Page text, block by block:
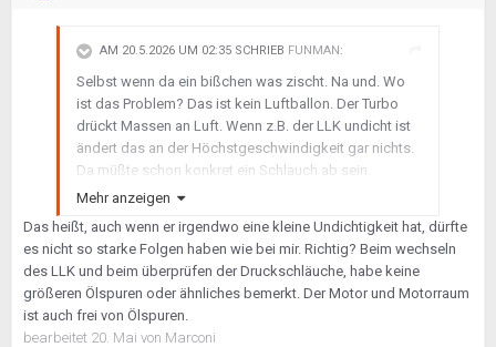
AM 20.5.2026 UM 02:35 SCHRIEB FUNMAN :
Selbst wenn da ein bißchen was zischt. Na und. Wo
ist das Problem? Das ist kein Luftballon. Der Turbo
drückt Massen an Luft. Wenn z.B. der LLK undicht ist
ändert das an der Höchstgeschwindigkeit gar nichts.
Da müßte schon konkret ein Schlauch ab sein.
übrigens gut am massiven Ölaustritt erkennbar. Wenn
da was undicht ist dann trieft der ganze Motorraum
mit schwarzem Öl. Dann brauchst du 6-12 Dosen
Bremsenreiniger bis du überhaupt klar siehst. Wenn
das nicht der Fall ist dann ist da auch nichts undicht.
Mehr anzeigen
Das heißt, auch wenn er irgendwo eine kleine Undichtigkeit hat, dürfte
es nicht so starke Folgen haben wie bei mir. Richtig? Beim wechseln
des LLK und beim überprüfen der Druckschläuche, habe keine
größeren Ölspuren oder ähnliches bemerkt. Der Motor und Motorraum
ist auch frei von Ölspuren.
bearbeitet 20. Mai von Marconi